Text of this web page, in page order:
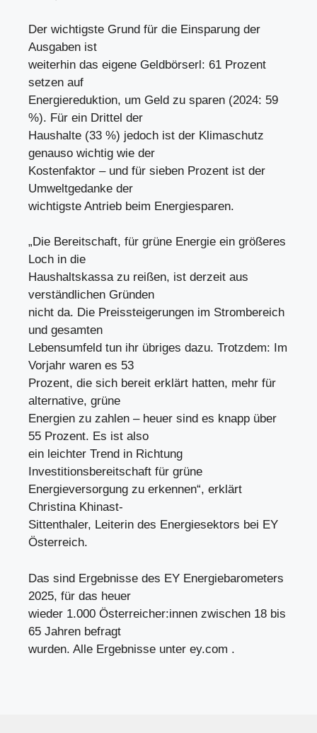
Der wichtigste Grund für die Einsparung der
Ausgaben ist
weiterhin das eigene Geldbörserl: 61 Prozent
setzen auf
Energiereduktion, um Geld zu sparen (2024: 59
%). Für ein Drittel der
Haushalte (33 %) jedoch ist der Klimaschutz
genauso wichtig wie der
Kostenfaktor – und für sieben Prozent ist der
Umweltgedanke der
wichtigste Antrieb beim Energiesparen.
„Die Bereitschaft, für grüne Energie ein größeres
Loch in die
Haushaltskassa zu reißen, ist derzeit aus
verständlichen Gründen
nicht da. Die Preissteigerungen im Strombereich
und gesamten
Lebensumfeld tun ihr übriges dazu. Trotzdem: Im
Vorjahr waren es 53
Prozent, die sich bereit erklärt hatten, mehr für
alternative, grüne
Energien zu zahlen – heuer sind es knapp über
55 Prozent. Es ist also
ein leichter Trend in Richtung
Investitionsbereitschaft für grüne
Energieversorgung zu erkennen“, erklärt
Christina Khinast-
Sittenthaler, Leiterin des Energiesektors bei EY
Österreich.
Das sind Ergebnisse des EY Energiebarometers
2025, für das heuer
wieder 1.000 Österreicher:innen zwischen 18 bis
65 Jahren befragt
wurden. Alle Ergebnisse unter ey.com .